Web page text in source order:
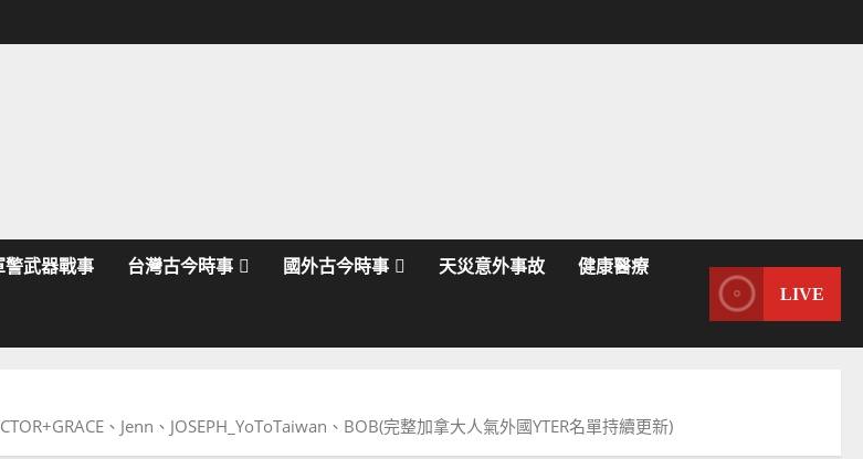
警武器戰事 台灣古今時事 國外古今時事 天災意外事故 健康醫療
LIVE
、Jenn、JOSEPH_YoToTaiwan、BOB(完整加拿大人氣外國YTER名單持續更新)